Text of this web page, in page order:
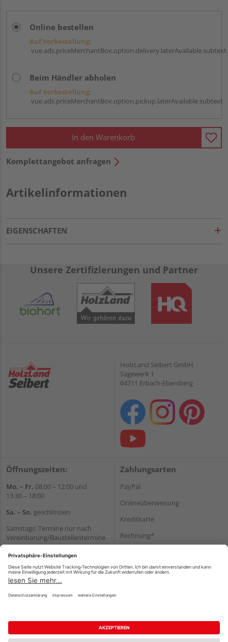
Online bestellen
Auf Vorbestellung:
vue.ads.priceMerchantBox.option.delivery.laterAvailable.subtext
Beim Händler abholen
Auf Vorbestellung:
vue.ads.priceMerchantBox.option.pickup.laterAvailable.subtext
In den Warenkorb
Komplettangebot anfragen
Artikelinformationen
EIGENSCHAFTEN
Unsere Zertifizierungen und Partner
HolzLand Seibert GmbH
Sägewerk 1
64711 Erbach-Ebersberg
Öffnungszeiten:
Mo. – Fr. 08:00 – 12:00 und
13:30 – 18:00
Sa. – So. geschlossen
Samstags: Termine nur nach
Vereinbarung/Baustellentermine
Wir helfen Ihnen gerne
weiter
Tel.:+49 6062 956180
E-Mail:shop@holzland-seibert.de
Zahlungsarten
PayPal
Onlineüberweisung
Kreditkarte
Rechnung*
Versand
Impressum AGB Widerruf
Datenschutz
Reservierungsbedingungen
Vertrag widerrufen